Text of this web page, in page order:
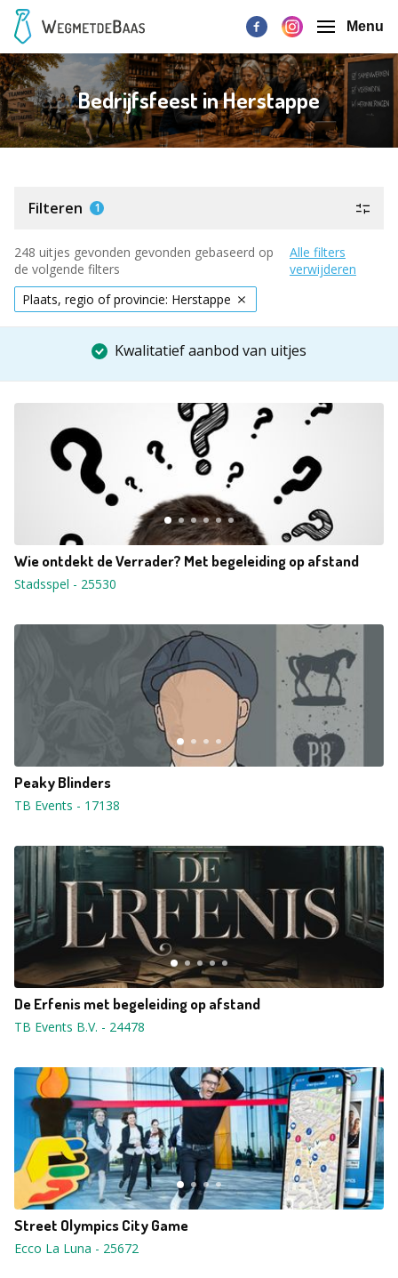
Menu
Bedrijfsfeest in Herstappe
Filteren 1
248 uitjes gevonden gevonden gebaseerd op
de volgende filters
Alle filters
verwijderen
Plaats, regio of provincie: Herstappe
Kwalitatief aanbod van uitjes
Wie ontdekt de Verrader? Met begeleiding op afstand
Stadsspel - 25530
Peaky Blinders
TB Events - 17138
De Erfenis met begeleiding op afstand
TB Events B.V. - 24478
Street Olympics City Game
Ecco La Luna - 25672